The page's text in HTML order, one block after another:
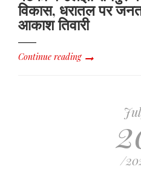
विकास, धरातल पर
आकाश तिवारी
Continue reading
/